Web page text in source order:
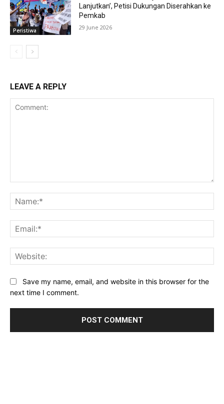
Peristiwa
Lanjutkan’, Petisi Dukungan Diserahkan ke
Pemkab
29 June 2026
LEAVE A REPLY
Save my name, email, and website in this browser for the
next time I comment.